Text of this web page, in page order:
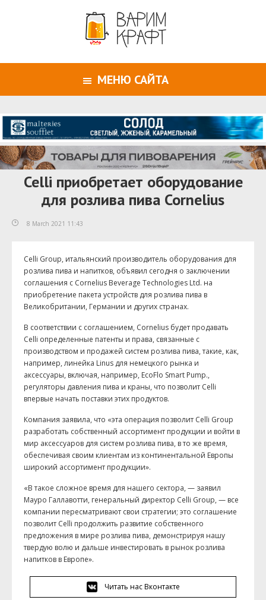
МЕНЮ САЙТА
Celli приобретает оборудование
для розлива пива Cornelius
8 March 2021 11:43
Celli Group, итальянский производитель оборудования для
розлива пива и напитков, объявил сегодня о заключении
соглашения с Cornelius Beverage Technologies Ltd. на
приобретение пакета устройств для розлива пива в
Великобритании, Германии и других странах.
В соответствии с соглашением, Cornelius будет продавать
Celli определенные патенты и права, связанные с
производством и продажей систем розлива пива, такие, как,
например, линейка Linus для немецкого рынка и
аксессуары, включая, например, EcoFlo Smart Pump.,
регуляторы давления пива и краны, что позволит Celli
впервые начать поставки этих продуктов.
Компания заявила, что «эта операция позволит Celli Group
разработать собственный ассортимент продукции и войти в
мир аксессуаров для систем розлива пива, в то же время,
обеспечивая своим клиентам из континентальной Европы
широкий ассортимент продукции».
«В такое сложное время для нашего сектора, — заявил
Мауро Галлавотти, генеральный директор Celli Group, — все
компании пересматривают свои стратегии; это соглашение
позволит Celli продолжить развитие собственного
предложения в мире розлива пива, демонстрируя нашу
твердую волю и дальше инвестировать в рынок розлива
напитков в Европе».
Читать нас Вконтакте